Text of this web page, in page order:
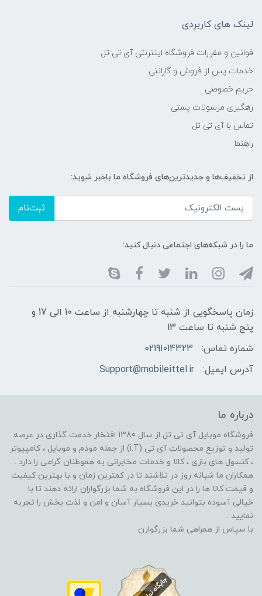
لینک های کاربردی
قوانین و مقررات فروشگاه اینترنتی آی تی تل
خدمات پس از فروش و گارانتی
حریم خصوصی
رهگیری مرسولات پستی
تماس با آی تی تل
راهنما
از تخفیف‌ها و جدیدترین‌های فروشگاه ما باخبر شوید:
ثبت‌نام
ما را در شبکه‌های اجتماعی دنبال کنید:
زمان پاسخگویی از شنبه تا چهارشنبه از ساعت 10 الی 17 و
پنج شنبه تا ساعت 13
شماره تماس:
02191014323
آدرس ایمیل:
Support@mobileittel.ir
درباره ما
فروشگاه موبایل آی تی تل از سال 1380 افتخار خدمت گذاری در عرصه
تولید و توزیع محصولات آی تی (i.T) از جمله مودم و موبایل ، کامپیوتر
، کنسول های بازی ، کالا و خدمات مخابراتی به هموطنان گرامی را دارد .
همکاران ما شبانه روز در تلاشند تا در کمترین زمان و با بهترین کیفیت
و قیمت کالا ها را در این فروشگاه به شما بزرگواران ارائه دهند تا با
خیالی آسوده بتوانید خریدی بسیار آسان و امن و لذت بخش را تجربه
نمایید .
با سپاس از همراهی شما بزرگوارن